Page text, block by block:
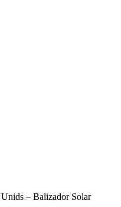
– Balizador Solar